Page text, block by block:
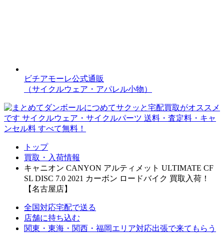
ビチアモーレ公式通販
（サイクルウェア・アパレル小物）
トップ
買取・入荷情報
キャニオン CANYON アルティメット ULTIMATE CF
SL DISC 7.0 2021 カーボン ロードバイク 買取入荷！
【名古屋店】
全国対応宅配で送る
店舗に持ち込む
関東・東海・関西・福岡エリア対応出張で来てもらう